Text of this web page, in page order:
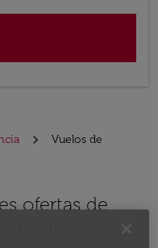
Vuelos de
ofertas de
ruta (origen y / o